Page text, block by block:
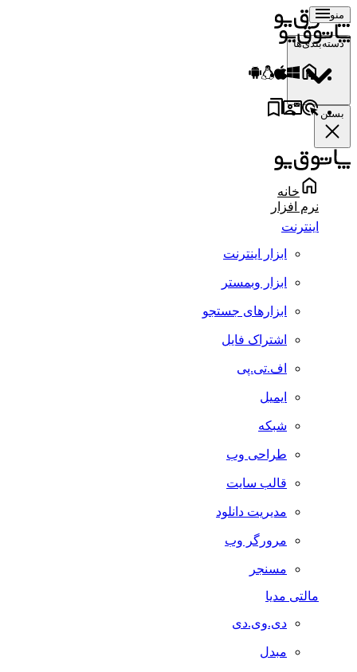
منو
دسته‌بندی‌ها
بستن
خانه
نرم افزار
اینترنت
ابزار اینترنت
ابزار وبمستر
ابزارهای جستجو
اشتراک فایل
اف.تی.پی
ایمیل
شبکه
طراحی وب
قالب سایت
مدیریت دانلود
مرورگر وب
مسنجر
مالتی مدیا
دی.وی.دی
مبدل